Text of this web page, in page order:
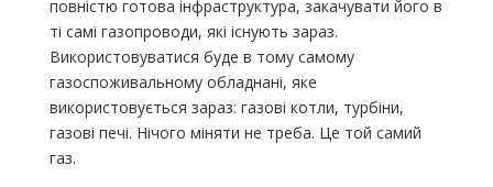
повністю готова інфраструктура, закачувати його в
ті самі газопроводи, які існують зараз.
Використовуватися буде в тому самому
газоспоживальному обладнані, яке
використовується зараз: газові котли, турбіни,
газові печі. Нічого міняти не треба. Це той самий
газ.